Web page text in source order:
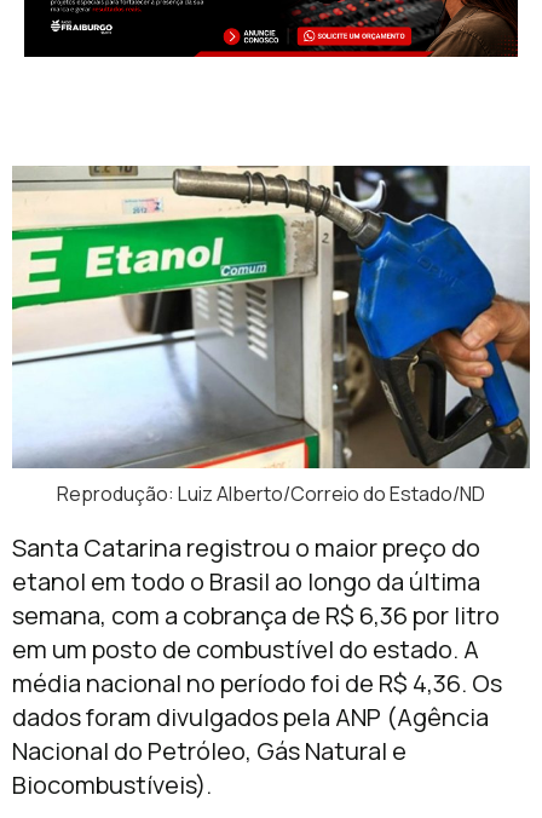
Reprodução: Luiz Alberto/Correio do Estado/ND
Santa Catarina registrou o maior preço do
etanol em todo o Brasil ao longo da última
semana, com a cobrança de R$ 6,36 por litro
em um posto de combustível do estado. A
média nacional no período foi de R$ 4,36. Os
dados foram divulgados pela ANP (Agência
Nacional do Petróleo, Gás Natural e
Biocombustíveis).